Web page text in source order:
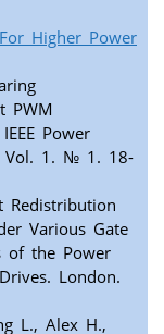
Higher Power
PWM
Power
Vol. 1. № 1. 18-
Redistribution
Various Gate
of the Power
London.
L., Alex H.,